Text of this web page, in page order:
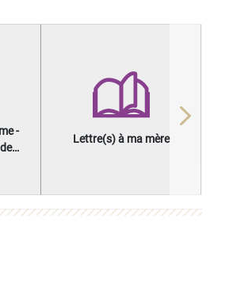
-
Lettre(s) à ma mère
Next